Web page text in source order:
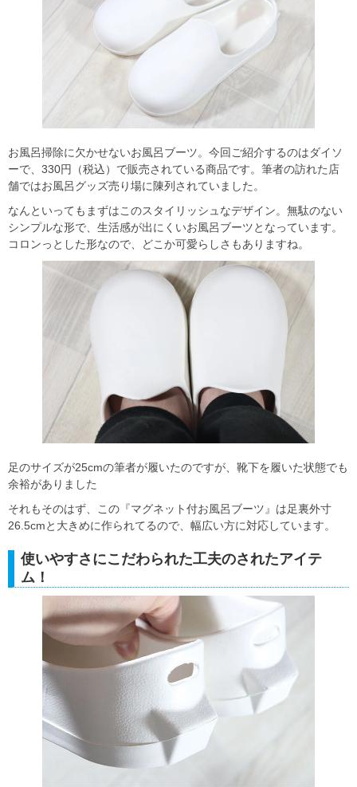
お風呂掃除に欠かせないお風呂ブーツ。今回ご紹介するのはダイソ
ーで、330円（税込）で販売されている商品です。筆者の訪れた店
舗ではお風呂グッズ売り場に陳列されていました。
なんといってもまずはこのスタイリッシュなデザイン。無駄のない
シンプルな形で、生活感が出にくいお風呂ブーツとなっています。
コロンっとした形なので、どこか可愛らしさもありますね。
足のサイズが25cmの筆者が履いたのですが、靴下を履いた状態でも
余裕がありました
それもそのはず、この『マグネット付お風呂ブーツ』は足裏外寸
26.5cmと大きめに作られてるので、幅広い方に対応しています。
使いやすさにこだわられた工夫のされたアイテ
ム！